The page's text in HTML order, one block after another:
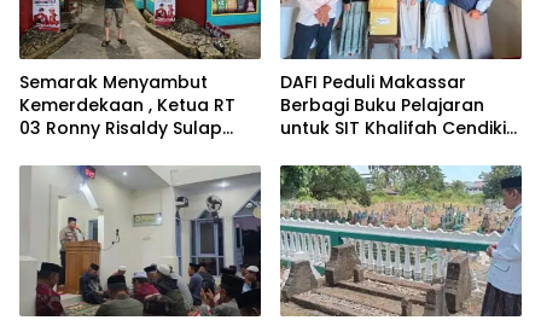
Semarak Menyambut
Kemerdekaan , Ketua RT
03 Ronny Risaldy Sulap
DAFI Peduli Makassar
Berbagi Buku Pelajaran
untuk SIT Khalifah Cendikia
Maros